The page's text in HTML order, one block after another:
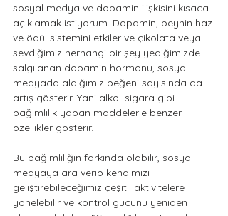
sosyal medya ve dopamin ilişkisini kısaca
açıklamak istiyorum. Dopamin, beynin haz
ve ödül sistemini etkiler ve çikolata veya
sevdiğimiz herhangi bir şey yediğimizde
salgılanan dopamin hormonu, sosyal
medyada aldığımız beğeni sayısında da
artış gösterir. Yani alkol-sigara gibi
bağımlılık yapan maddelerle benzer
özellikler gösterir.
Bu bağımlılığın farkında olabilir, sosyal
medyaya ara verip kendimizi
geliştirebileceğimiz çeşitli aktivitelere
yönelebilir ve kontrol gücünü yeniden